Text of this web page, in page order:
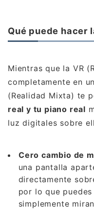
Qué puede hacer
Mientras que la VR
completamente en
(Realidad Mixta) te
real y tu piano real
luz digitales sobre
Cero cambio de
una pantalla
directamente
por lo que
simplemente